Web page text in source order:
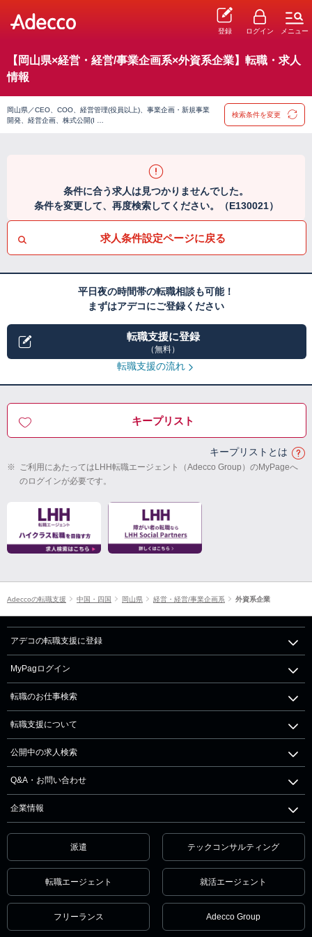
登録 ログイン メニュー
【岡山県×経営・経営/事業企画系×外資系企業】転職・求人
情報
岡山県／CEO、COO、経営管理(役員以上)、事業企画・新規事業
開発、経営企画、株式公開(I …
検索条件を変更
条件に合う求人は見つかりませんでした。
条件を変更して、再度検索してください。（E130021）
求人条件設定ページに戻る
平日夜の時間帯の転職相談も可能！
まずはアデコにご登録ください
転職支援に登録
（無料）
転職支援の流れ
キープリスト
キープリストとは
※ ご利用にあたってはLHH転職エージェント（Adecco Group）のMyPageへ
のログインが必要です。
Adeccoの転職支援 中国・四国 岡山県 経営・経営/事業企画系 外資系企業
アデコの転職支援に登録
MyPagログイン
転職のお仕事検索
転職支援について
公開中の求人検索
Q&A・お問い合わせ
企業情報
派遣 テックコンサルティング
転職エージェント 就活エージェント
フリーランス Adecco Group